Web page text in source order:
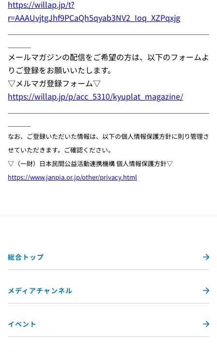
https://willap.jp/t?
r=AAAUvjtgJhf9PCaQh5qyab3NV2_Ioq_XZPqxjg
メールマガジンの配信をご希望の方は、以下のフォームよ
りご登録をお願いいたします。
▽メルマガ登録フォーム▽
https://willap.jp/p/acc_5310/kyuplat_magazine/
なお、ご登録いただいた情報は、以下の個人情報保護方針に則り管理さ
せていただきます。ご確認ください。
▽（一財）日本民間公益活動連携機構 個人情報保護方針▽
https://www.janpia.or.jp/other/privacy.html
総合トップ
メディアチャンネル
イベント